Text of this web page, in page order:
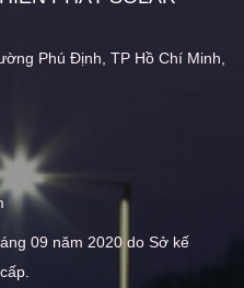
Phú Định, TP Hồ Chí Minh,
09 năm 2020 do Sở kế